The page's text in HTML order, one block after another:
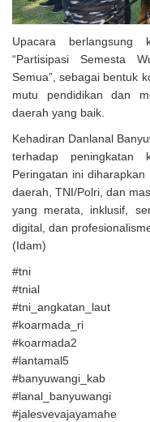
Upacara berlangsung
“Partisipasi Semesta
Semua”, sebagai bentuk
mutu pendidikan dan
daerah yang baik.
Kehadiran Danlanal
terhadap peningkatan
Peringatan ini
daerah, TNI/Polri, dan
yang merata, inklusif,
digital, dan
(Idam)
#tni
#tnial
#tni_angkatan_laut
#koarmada_ri
#koarmada2
#lantamal5
#banyuwangi_kab
#lanal_banyuwangi
#jalesvevajayamahe